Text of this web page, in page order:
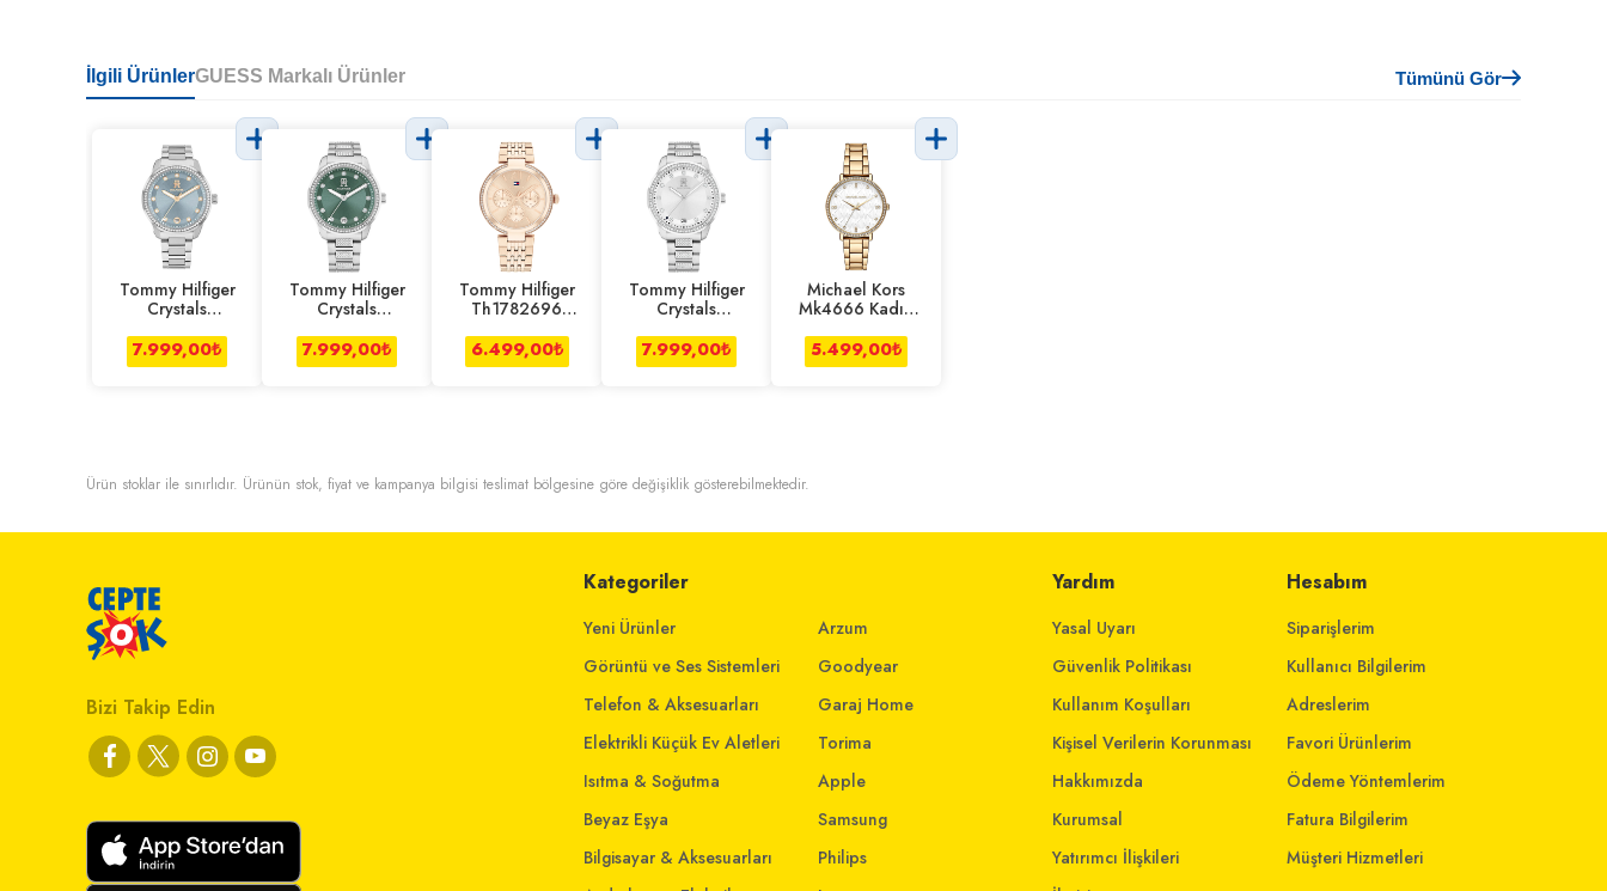
İlgili ÜrünlerGUESS Markalı Ürünler Tümünü Gör
Tommy Hilfiger
Crystals
Kadın Kol Saati
7.999,00₺
Tommy Hilfiger
Crystals
Kadın Kol Saati
7.999,00₺
Tommy Hilfiger
Th1782696
6.499,00₺
Tommy Hilfiger
Crystals
Kadın Kol Saati
7.999,00₺
Michael Kors
Mk4666 Kadın
5.499,00₺
Ürün stoklar ile sınırlıdır. Ürünün stok, fiyat ve kampanya bilgisi teslimat bölgesine göre değişiklik gösterebilmektedir.
Bizi Takip Edin
Kategoriler
Yeni Ürünler
Görüntü ve Ses Sistemleri
Telefon & Aksesuarları
Elektrikli Küçük Ev Aletleri
Isıtma & Soğutma
Beyaz Eşya
Bilgisayar & Aksesuarları
Arzum
Goodyear
Garaj Home
Torima
Apple
Samsung
Philips
Yardım
Yasal Uyarı
Güvenlik Politikası
Kullanım Koşulları
Kişisel Verilerin Korunması
Hakkımızda
Kurumsal
Yatırımcı İlişkileri
Hesabım
Siparişlerim
Kullanıcı Bilgilerim
Adreslerim
Favori Ürünlerim
Ödeme Yöntemlerim
Fatura Bilgilerim
Müşteri Hizmetleri